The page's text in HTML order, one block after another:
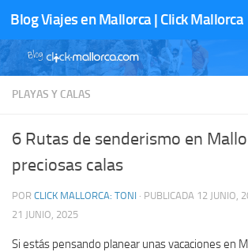
Saltar al contenido
Blog Viajes en Mallorca | Click Mallorca
PLAYAS Y CALAS
6 Rutas de senderismo en
preciosas calas
POR CLICK MALLORCA: TONI · PUBLICADA 12 JUNIO,
21 JUNIO, 2025
Si estás pensando planear unas vacaciones en